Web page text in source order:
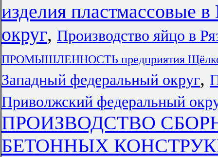
изделия пластмассовые
округ, Производство яйцо в
ПРОМЫШЛЕННОСТЬ предприятия
Западный федеральный округ,
Приволжский федеральный
ПРОИЗВОДСТВО
БЕТОННЫХ